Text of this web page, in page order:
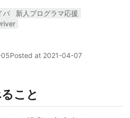
バ
新人プログラマ応援
Posted at 2021-04-07
こと